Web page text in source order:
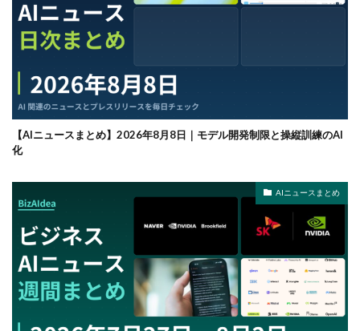
【AIニュースまとめ】2026年8月8日｜モデル開発制限と操縦訓練のAI
化
AIニュースまとめ